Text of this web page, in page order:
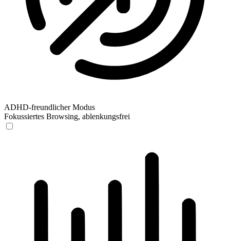
ADHD-freundlicher Modus
Fokussiertes Browsing, ablenkungsfrei